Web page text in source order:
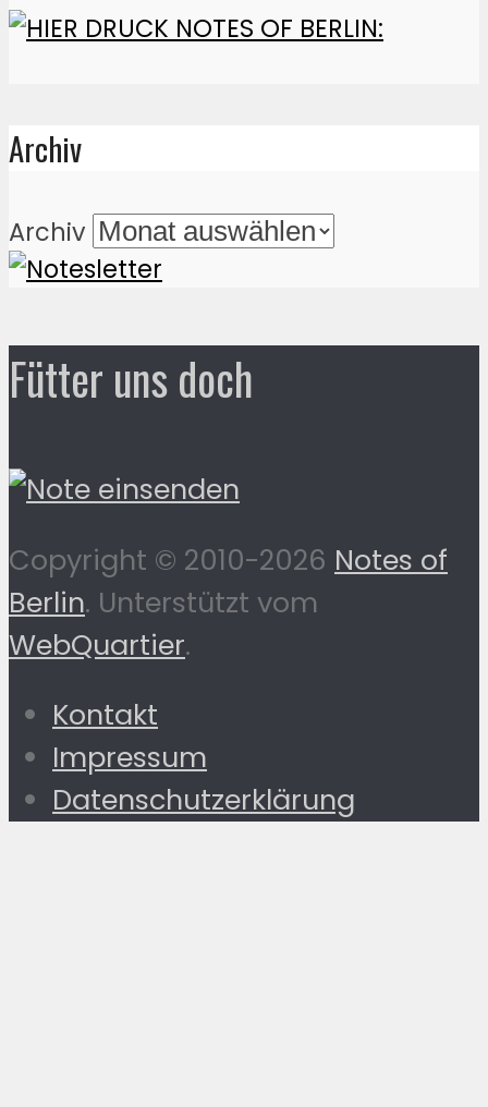
Archiv
Archiv
Fütter uns doch
Copyright © 2010-2026 Notes of
Berlin. Unterstützt vom
WebQuartier.
Kontakt
Impressum
Datenschutzerklärung